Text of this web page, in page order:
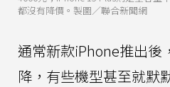
都沒有降價。製圖／聯合新聞網
通常新款iPhone推出後
降，有些機型甚至就默